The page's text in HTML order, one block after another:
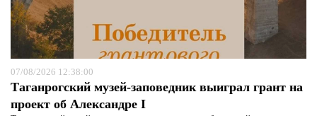
07/08/2026 12:38:00
Таганрогский музей-заповедник выиграл грант на
проект об Александре I